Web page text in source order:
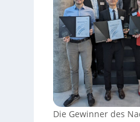
Die Gewinner des